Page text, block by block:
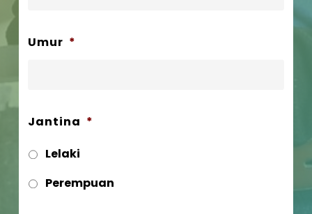
Umur *
Jantina *
Lelaki
Perempuan